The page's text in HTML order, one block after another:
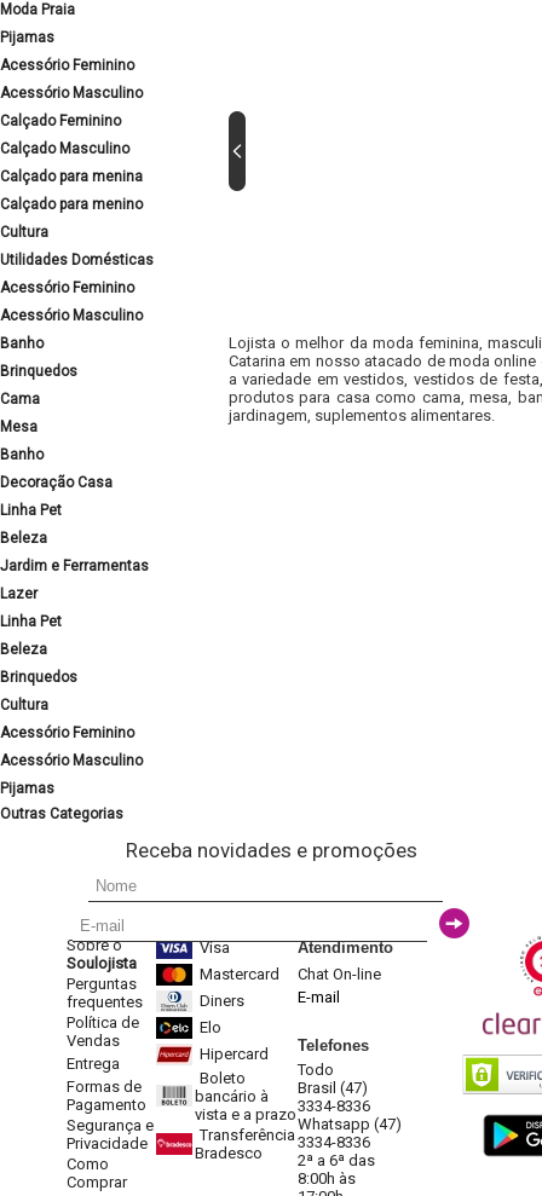
Moda Praia
Pijamas
Acessório Feminino
Acessório Masculino
Calçado Feminino
Calçado Masculino
Calçado para menina
Calçado para menino
Cultura
Utilidades Domésticas
Acessório Feminino
Acessório Masculino
Banho
Brinquedos
Cama
Mesa
Banho
Decoração Casa
Linha Pet
Beleza
Jardim e Ferramentas
Lazer
Linha Pet
Beleza
Brinquedos
Cultura
Acessório Feminino
Acessório Masculino
Pijamas
Outras Categorias
Lojista o melhor da moda feminina,
Catarina em nosso atacado de moda
a variedade em vestidos, vestidos de
produtos para casa como cama, mesa,
jardinagem, suplementos alimentares.
Receba novidades e promoções
Sobre o
Soulojista
Perguntas
frequentes
Política de
Vendas
Entrega
Formas de
Pagamento
Segurança e
Privacidade
Como
Comprar
Visa
Mastercard
Diners
Elo
Hipercard
Boleto
bancário à
vista e a prazo
Transferência
Bradesco
Atendimento
Chat On-line
E-mail
Telefones
Todo
Brasil (47)
3334-8336
Whatsapp (47)
3334-8336
2ª a 6ª das
8:00h às